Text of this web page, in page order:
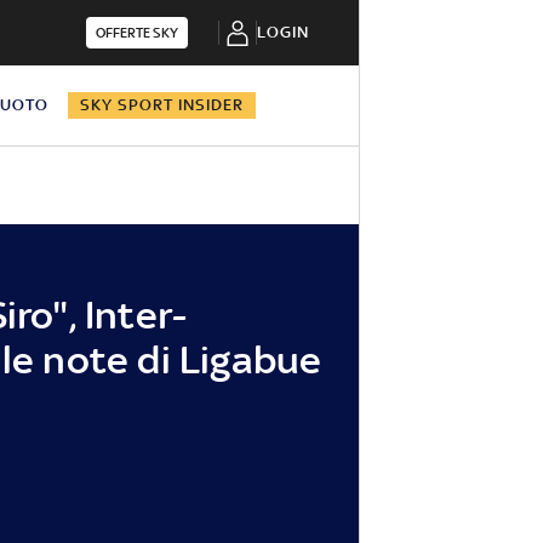
OFFERTE SKY LOGIN
SKY SPORT INSIDER
Inter-
note di Ligabue